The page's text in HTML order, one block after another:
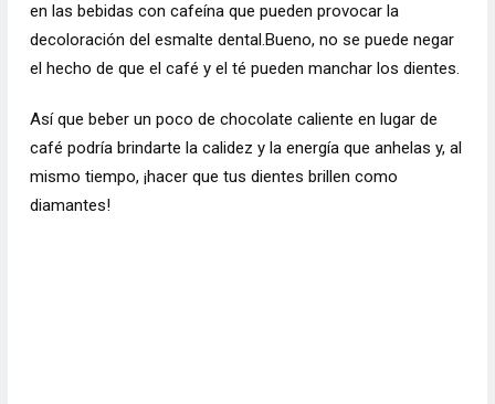
en las bebidas con cafeína que pueden provocar la
decoloración del esmalte dental.Bueno, no se puede negar
el hecho de que el café y el té pueden manchar los dientes.
Así que beber un poco de chocolate caliente en lugar de
café podría brindarte la calidez y la energía que anhelas y, al
mismo tiempo, ¡hacer que tus dientes brillen como
diamantes!